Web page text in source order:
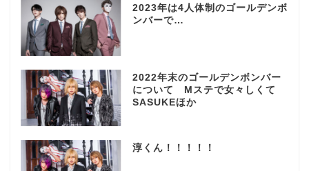
2023年は4人体制のゴールデンボ
ンバーで…
2022年末のゴールデンボンバー
について Mステで女々しくて
SASUKEほか
淳くん！！！！！